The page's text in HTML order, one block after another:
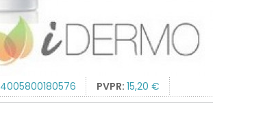
4005800180576 PVPR: 15,20 €